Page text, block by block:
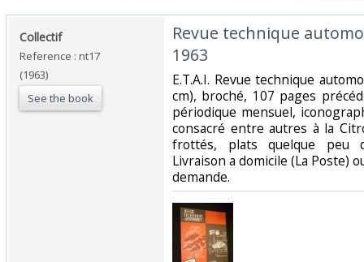
‎Collectif‎
Reference : nt17
(1963)
See the book
‎Revue technique
1963‎
‎E.T.A.I. Revue technique
cm), broché, 107 pages
périodique mensuel,
consacré entre autres à la
frottés, plats quelque peu
Livraison a domicile (La Poste)
demande.‎